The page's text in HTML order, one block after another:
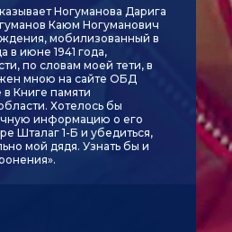
Ногуманова Дарига
Каюм Ногуманович
мобилизованный в
в июне 1941 года,
по словам моей тети, в
мною на сайте ОБД
Книге памяти
Хотелось бы
информацию о его
Шталаг 1-Б и убедиться,
мой дядя. Узнать бы и